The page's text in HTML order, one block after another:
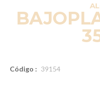
Código : 39154